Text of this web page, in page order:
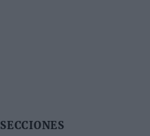
SECCIONES